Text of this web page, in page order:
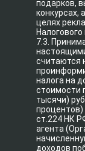
подарков,
конкурсах,
целях
7.3.
считаются
налога на
стоимости
тысячи)
процентов)
ст.224 НК
агента
доходов